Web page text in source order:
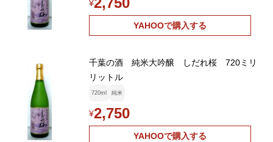
¥
YAHOOで購入する
千葉の酒 純米大吟醸 しだれ桜 720ミリ
リットル
720ml 純米
¥2,750
YAHOOで購入する